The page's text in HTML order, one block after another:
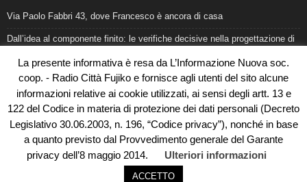
Via Paolo Fabbri 43, dove Francesco è ancora di casa
Dall’idea al componente finito: le verifiche decisive nella progettazione di
Belvedere Marittimo e il report ARPACAL 2026 sulla qualità del mare
Come organizzare e allestire una camera ardente per l’ultimo saluto
Umidità di risalita in casa, come riconoscere i segnali veri
La presente informativa è resa da L’Informazione Nuova soc.
coop. - Radio Città Fujiko e fornisce agli utenti del sito alcune
informazioni relative ai cookie utilizzati, ai sensi degli artt. 13 e
122 del Codice in materia di protezione dei dati personali (Decreto
Legislativo 30.06.2003, n. 196, “Codice privacy”), nonché in base
a quanto previsto dal Provvedimento generale del Garante
privacy dell’8 maggio 2014.
Ulteriori informazioni
ACCETTO